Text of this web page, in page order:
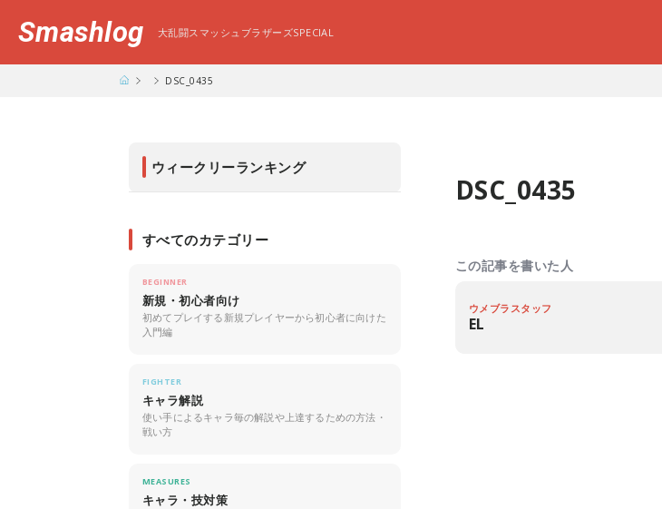
Smashlog 大乱闘スマッシュブラザーズSPECIAL
DSC_0435
DSC_0435
この記事を書いた人
ウメブラスタッフ
EL
ウィークリーランキング
すべてのカテゴリー
BEGINNER
新規・初心者向け
初めてプレイする新規プレイヤーから初心者に向けた
入門編
FIGHTER
キャラ解説
使い手によるキャラ毎の解説や上達するための方法・
戦い方
MEASURES
キャラ・技対策